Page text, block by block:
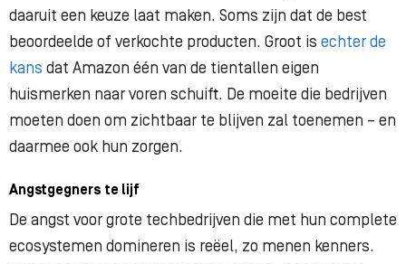
daaruit een keuze laat maken. Soms zijn dat de best
beoordeelde of verkochte producten. Groot is echter de
kans dat Amazon één van de tientallen eigen
huismerken naar voren schuift. De moeite die bedrijven
moeten doen om zichtbaar te blijven zal toenemen – en
daarmee ook hun zorgen.
Angstgegners te lijf
De angst voor grote techbedrijven die met hun complete
ecosystemen domineren is reëel, zo menen kenners.